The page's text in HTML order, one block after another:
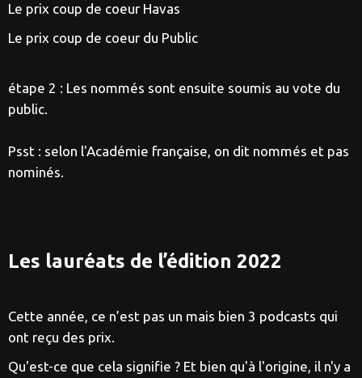
Le prix coup de coeur Havas
Le prix coup de coeur du Public
étape 2 : Les nommés sont ensuite soumis au vote du
public.
Psst : selon l'Académie française, on dit nommés et pas
nominés.
Les lauréats de l’édition 2022
Cette année, ce n’est pas un mais bien 3 podcasts qui
ont reçu des prix.
Qu'est-ce que cela signifie ? Et bien qu'à l'origine, il n'y a